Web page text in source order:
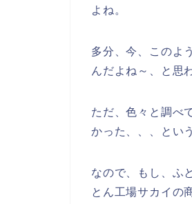
よね。
多分、今、このよ
んだよね～、と思
ただ、色々と調べ
かった、、、とい
なので、もし、ふ
とん工場サカイの